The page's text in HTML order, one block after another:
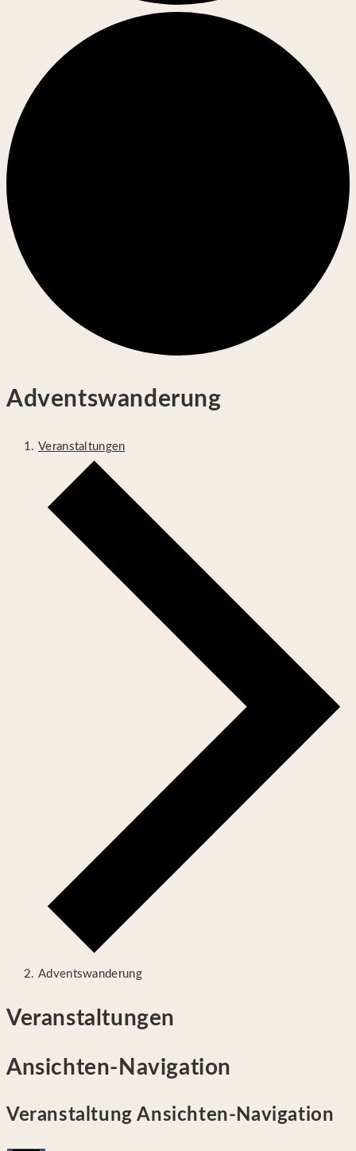
Adventswanderung
Veranstaltungen
Adventswanderung
Veranstaltungen
Ansichten-Navigation
Veranstaltung Ansichten-Navigation